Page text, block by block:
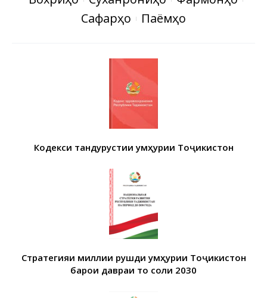
Сафарҳо
Паёмҳо
Кодекси тандурустии Ҷумҳурии Тоҷикистон
Стратегияи миллии рушди Ҷумҳурии Тоҷикистон
барои давраи то соли 2030